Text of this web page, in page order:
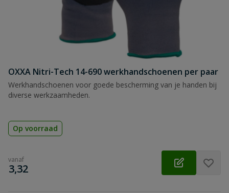
OXXA Nitri-Tech 14-690 werkhandschoenen per paar
Werkhandschoenen voor goede bescherming van je handen bij
diverse werkzaamheden.
Op voorraad
vanaf
€
3,32